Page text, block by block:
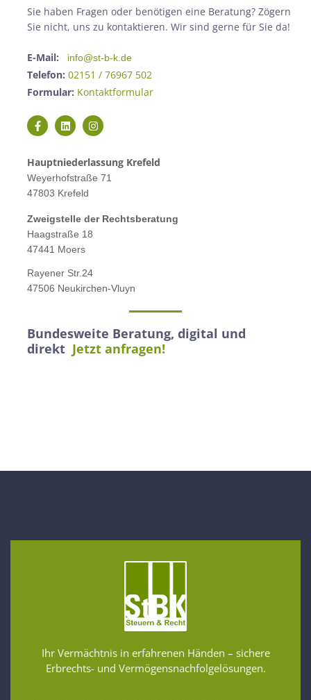
Sie haben Fragen oder benötigen eine Beratung? Zögern
Sie nicht, uns zu kontaktieren. Wir sind gerne für Sie da!
E-Mail: info@st-b-k.de
Telefon: 02151 / 76967 502
Formular: Kontaktformular
Hauptniederlassung Krefeld
Weyerhofstraße 71
47803 Krefeld
Zweigstelle der Rechtsberatung
Haagstraße 18
47441 Moers
Rayener Str.24
47506 Neukirchen-Vluyn
Bundesweite Beratung, digital und
direkt Jetzt anfragen!
Ihr Vermächtnis in erfahrenen Händen – sichere
Erbrechts- und Vermögensnachfolgelösungen.